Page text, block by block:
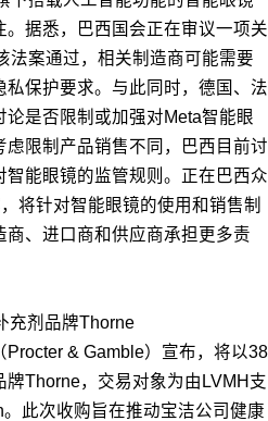
据悉，巴西国会正在审议一项关
法案通过，相关制造商可能需要
保护要求。与此同时，德国、法
论是否限制或加强对Meta智能眼
限制产品销售不同，巴西目前讨
能眼镜的监管规则。正在巴西众
将针对智能眼镜的使用和销售制
、进口商和供应商承担更多责
充剂品牌Thorne
& Gamble）宣布，将以38
Thorne，交易对象为由LVMH支
此次收购旨在推动宝洁公司健康